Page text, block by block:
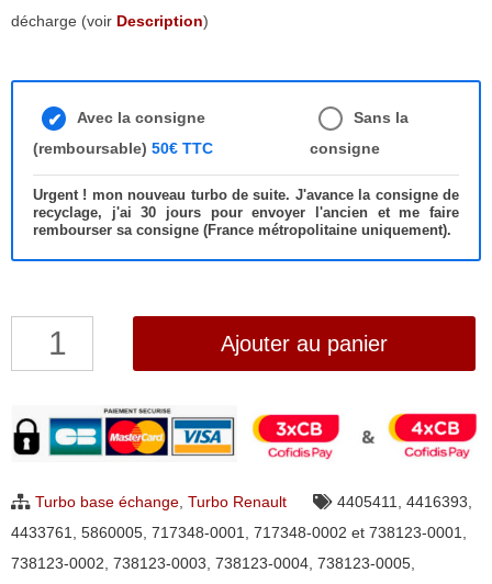
décharge (voir Description)
Avec la consigne
(remboursable) 50€ TTC
Sans la
consigne
Urgent ! mon nouveau turbo de suite. J'avance la consigne de
recyclage, j'ai 30 jours pour envoyer l'ancien et me faire
rembourser sa consigne (France métropolitaine uniquement).
quantité
Renault
Megane
Kangoo
Ajouter au panier
Turbo base échange, Turbo Renault 4405411, 4416393,
4433761, 5860005, 717348-0001, 717348-0002 et 738123-0001,
738123-0002, 738123-0003, 738123-0004, 738123-0005,